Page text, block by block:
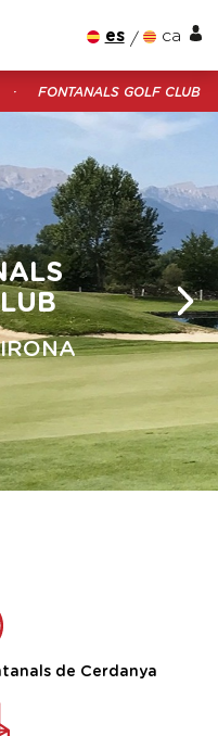
es ca
FONTANALS GOLF CLUB
de Cerdanya